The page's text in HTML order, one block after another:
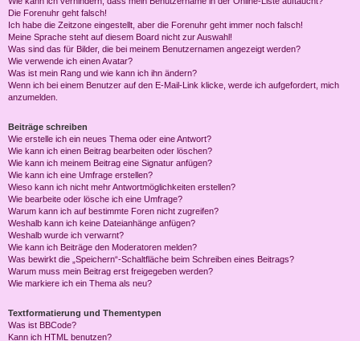
Die Forenuhr geht falsch!
Ich habe die Zeitzone eingestellt, aber die Forenuhr geht immer noch falsch!
Meine Sprache steht auf diesem Board nicht zur Auswahl!
Was sind das für Bilder, die bei meinem Benutzernamen angezeigt werden?
Wie verwende ich einen Avatar?
Was ist mein Rang und wie kann ich ihn ändern?
Wenn ich bei einem Benutzer auf den E-Mail-Link klicke, werde ich aufgefordert, mich
anzumelden.
Beiträge schreiben
Wie erstelle ich ein neues Thema oder eine Antwort?
Wie kann ich einen Beitrag bearbeiten oder löschen?
Wie kann ich meinem Beitrag eine Signatur anfügen?
Wie kann ich eine Umfrage erstellen?
Wieso kann ich nicht mehr Antwortmöglichkeiten erstellen?
Wie bearbeite oder lösche ich eine Umfrage?
Warum kann ich auf bestimmte Foren nicht zugreifen?
Weshalb kann ich keine Dateianhänge anfügen?
Weshalb wurde ich verwarnt?
Wie kann ich Beiträge den Moderatoren melden?
Was bewirkt die „Speichern“-Schaltfläche beim Schreiben eines Beitrags?
Warum muss mein Beitrag erst freigegeben werden?
Wie markiere ich ein Thema als neu?
Textformatierung und Thementypen
Was ist BBCode?
Kann ich HTML benutzen?